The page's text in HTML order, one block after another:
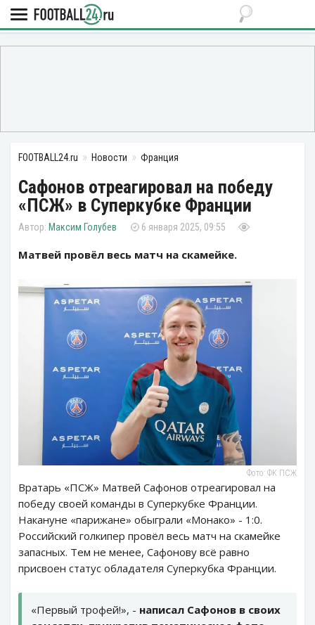
FOOTBALL24.ru Новости Франция
Сафонов отреагировал на победу
«ПСЖ» в Суперкубке Франции
Максим Голубев 6 января 2025, 09:55
Матвей провёл весь матч на скамейке.
Фото: ФК ПСЖ
Вратарь «ПСЖ» Матвей Сафонов отреагировал на
победу своей команды в Суперкубке Франции.
Накануне «парижане» обыграли «Монако» - 1:0.
Российский голкипер провёл весь матч на скамейке
запасных. Тем не менее, Сафонову всё равно
присвоен статус обладателя Суперкубка Франции.
«Первый трофей!», - написал Сафонов в своих